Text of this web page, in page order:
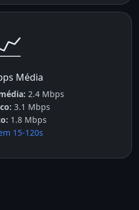
Média
2.4 Mbps
3.1 Mbps
1.8 Mbps
15-120s